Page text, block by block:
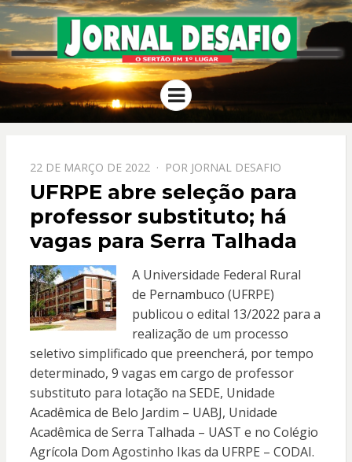
JORNAL
DESAFIO
O Sertão em 1º Lugar
Menu
PPOSTADO
EM
22 DE MARÇO DE 2022 POR JORNAL DESAFIO
UFRPE abre seleção para
professor substituto; há
vagas para Serra Talhada
A Universidade Federal Rural
de Pernambuco (UFRPE)
publicou o edital 13/2022 para a
realização de um processo
seletivo simplificado que preencherá, por tempo
determinado, 9 vagas em cargo de professor
substituto para lotação na SEDE, Unidade
Acadêmica de Belo Jardim – UABJ, Unidade
Acadêmica de Serra Talhada – UAST e no Colégio
Agrícola Dom Agostinho Ikas da UFRPE – CODAI.